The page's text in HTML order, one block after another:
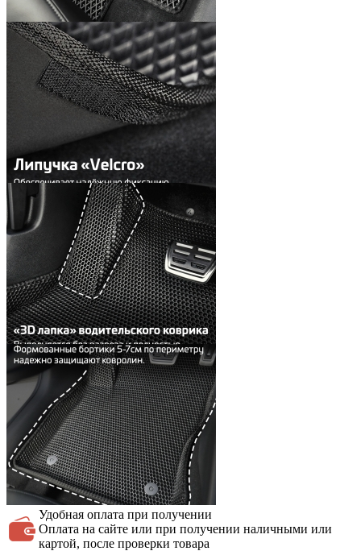
Удобная оплата при получении
Оплата на сайте или при получении наличными или
картой, после проверки товара